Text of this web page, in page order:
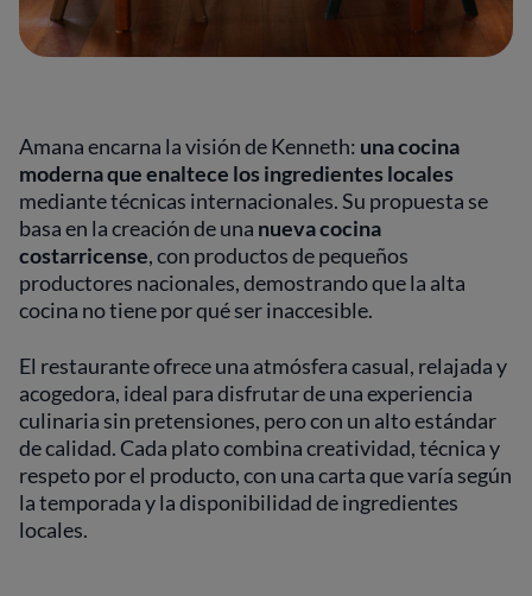
Amana encarna la visión de Kenneth: una cocina
moderna que enaltece los ingredientes locales
mediante técnicas internacionales. Su propuesta se
basa en la creación de una nueva cocina
costarricense, con productos de pequeños
productores nacionales, demostrando que la alta
cocina no tiene por qué ser inaccesible.
El restaurante ofrece una atmósfera casual, relajada y
acogedora, ideal para disfrutar de una experiencia
culinaria sin pretensiones, pero con un alto estándar
de calidad. Cada plato combina creatividad, técnica y
respeto por el producto, con una carta que varía según
la temporada y la disponibilidad de ingredientes
locales.